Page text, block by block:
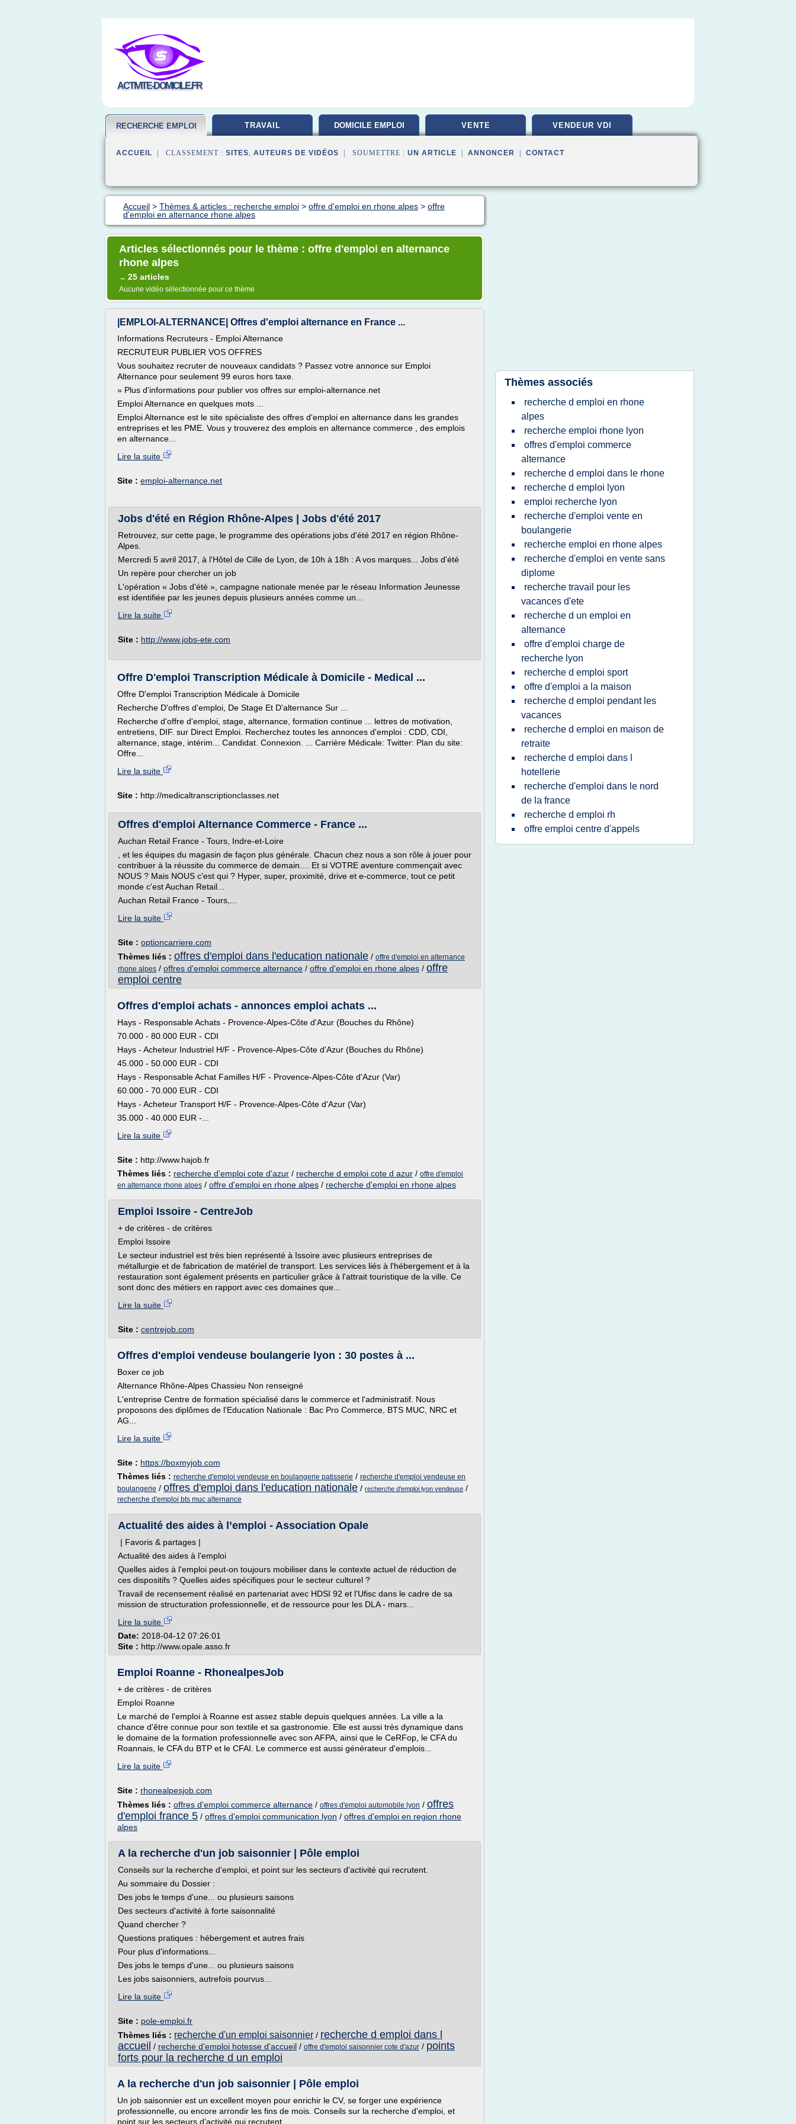
ACTIVITE-DOMICILE.FR
RECHERCHE EMPLOI TRAVAIL DOMICILE EMPLOI VENTE VENDEUR VDI
ACCUEIL | CLASSEMENT : SITES, AUTEURS DE VIDÉOS | SOUMETTRE : UN ARTICLE ANNONCER CONTACT
Accueil > Thèmes & articles : recherche emploi > offre d'emploi en rhone alpes > offre
d'emploi en alternance rhone alpes
Articles sélectionnés pour le thème : offre d'emploi en alternance
rhone alpes
→ 25 articles
Aucune vidéo sélectionnée pour ce thème
|EMPLOI-ALTERNANCE| Offres d'emploi alternance en France ...
Informations Recruteurs - Emploi Alternance
RECRUTEUR PUBLIER VOS OFFRES
Vous souhaitez recruter de nouveaux candidats ? Passez votre annonce sur Emploi
Alternance pour seulement 99 euros hors taxe.
» Plus d'informations pour publier vos offres sur emploi-alternance.net
Emploi Alternance en quelques mots ...
Emploi Alternance est le site spécialiste des offres d'emploi en alternance dans les grandes
entreprises et les PME. Vous y trouverez des emplois en alternance commerce , des emplois
en alternance...
Lire la suite
Site : emploi-alternance.net
Jobs d'été en Région Rhône-Alpes | Jobs d'été 2017
Retrouvez, sur cette page, le programme des opérations jobs d'été 2017 en région Rhône-
Alpes.
Mercredi 5 avril 2017, à l'Hôtel de Cille de Lyon, de 10h à 18h : A vos marques... Jobs d'été
Un repère pour chercher un job
L'opération « Jobs d'été », campagne nationale menée par le réseau Information Jeunesse
est identifiée par les jeunes depuis plusieurs années comme un...
Lire la suite
Site : http://www.jobs-ete.com
Offre D'emploi Transcription Médicale à Domicile - Medical ...
Offre D'emploi Transcription Médicale à Domicile
Recherche D'offres d'emploi, De Stage Et D'alternance Sur ...
Recherche d'offre d'emploi, stage, alternance, formation continue ... lettres de motivation,
entretiens, DIF. sur Direct Emploi. Recherchez toutes les annonces d'emploi : CDD, CDI,
alternance, stage, intérim... Candidat. Connexion. ... Carrière Médicale: Twitter: Plan du site:
Offre...
Lire la suite
Site : http://medicaltranscriptionclasses.net
Offres d'emploi Alternance Commerce - France ...
Auchan Retail France - Tours, Indre-et-Loire
, et les équipes du magasin de façon plus générale. Chacun chez nous a son rôle à jouer pour
contribuer à la réussite du commerce de demain.... Et si VOTRE aventure commençait avec
NOUS ? Mais NOUS c'est qui ? Hyper, super, proximité, drive et e-commerce, tout ce petit
monde c'est Auchan Retail...
Auchan Retail France - Tours,...
Lire la suite
Site : optioncarriere.com
Thèmes liés : offres d'emploi dans l'education nationale / offre d'emploi en alternance
rhone alpes / offres d'emploi commerce alternance / offre d'emploi en rhone alpes / offre
emploi centre
Offres d'emploi achats - annonces emploi achats ...
Hays - Responsable Achats - Provence-Alpes-Côte d'Azur (Bouches du Rhône)
70.000 - 80.000 EUR - CDI
Hays - Acheteur Industriel H/F - Provence-Alpes-Côte d'Azur (Bouches du Rhône)
45.000 - 50.000 EUR - CDI
Hays - Responsable Achat Familles H/F - Provence-Alpes-Côte d'Azur (Var)
60.000 - 70.000 EUR - CDI
Hays - Acheteur Transport H/F - Provence-Alpes-Côte d'Azur (Var)
35.000 - 40.000 EUR -...
Lire la suite
Site : http://www.hajob.fr
Thèmes liés : recherche d'emploi cote d'azur / recherche d emploi cote d azur / offre d'emploi
en alternance rhone alpes / offre d'emploi en rhone alpes / recherche d'emploi en rhone alpes
Emploi Issoire - CentreJob
+ de critères - de critères
Emploi Issoire
Le secteur industriel est très bien représenté à Issoire avec plusieurs entreprises de
métallurgie et de fabrication de matériel de transport. Les services liés à l'hébergement et à la
restauration sont également présents en particulier grâce à l'attrait touristique de la ville. Ce
sont donc des métiers en rapport avec ces domaines que...
Lire la suite
Site : centrejob.com
Offres d'emploi vendeuse boulangerie lyon : 30 postes à ...
Boxer ce job
Alternance Rhône-Alpes Chassieu Non renseigné
L'entreprise Centre de formation spécialisé dans le commerce et l'administratif. Nous
proposons des diplômes de l'Education Nationale : Bac Pro Commerce, BTS MUC, NRC et
AG...
Lire la suite
Site : https://boxmyjob.com
Thèmes liés : recherche d'emploi vendeuse en boulangerie patisserie / recherche d'emploi vendeuse en
boulangerie / offres d'emploi dans l'education nationale / recherche d'emploi lyon vendeuse /
recherche d'emploi bts muc alternance
Actualité des aides à l’emploi - Association Opale
| Favoris & partages |
Actualité des aides à l'emploi
Quelles aides à l'emploi peut-on toujours mobiliser dans le contexte actuel de réduction de
ces dispositifs ? Quelles aides spécifiques pour le secteur culturel ?
Travail de recensement réalisé en partenariat avec HDSI 92 et l'Ufisc dans le cadre de sa
mission de structuration professionnelle, et de ressource pour les DLA - mars...
Lire la suite
Date: 2018-04-12 07:26:01
Site : http://www.opale.asso.fr
Emploi Roanne - RhonealpesJob
+ de critères - de critères
Emploi Roanne
Le marché de l'emploi à Roanne est assez stable depuis quelques années. La ville a la
chance d'être connue pour son textile et sa gastronomie. Elle est aussi très dynamique dans
le domaine de la formation professionnelle avec son AFPA, ainsi que le CeRFop, le CFA du
Roannais, le CFA du BTP et le CFAI. Le commerce est aussi générateur d'emplois...
Lire la suite
Site : rhonealpesjob.com
Thèmes liés : offres d'emploi commerce alternance / offres d'emploi automobile lyon / offres
d'emploi france 5 / offres d'emploi communication lyon / offres d'emploi en region rhone
alpes
A la recherche d'un job saisonnier | Pôle emploi
Conseils sur la recherche d'emploi, et point sur les secteurs d'activité qui recrutent.
Au sommaire du Dossier :
Des jobs le temps d'une... ou plusieurs saisons
Des secteurs d'activité à forte saisonnalité
Quand chercher ?
Questions pratiques : hébergement et autres frais
Pour plus d'informations...
Des jobs le temps d'une... ou plusieurs saisons
Les jobs saisonniers, autrefois pourvus...
Lire la suite
Site : pole-emploi.fr
Thèmes liés : recherche d'un emploi saisonnier / recherche d emploi dans l
accueil / recherche d'emploi hotesse d'accueil / offre d'emploi saisonnier cote d'azur / points
forts pour la recherche d un emploi
A la recherche d'un job saisonnier | Pôle emploi
Un job saisonnier est un excellent moyen pour enrichir le CV, se forger une expérience
professionnelle, ou encore arrondir les fins de mois. Conseils sur la recherche d'emploi, et
point sur les secteurs d'activité qui recrutent.
Thèmes associés
recherche d emploi en rhone
alpes
recherche emploi rhone lyon
offres d'emploi commerce
alternance
recherche d emploi dans le rhone
recherche d emploi lyon
emploi recherche lyon
recherche d'emploi vente en
boulangerie
recherche emploi en rhone alpes
recherche d'emploi en vente sans
diplome
recherche travail pour les
vacances d'ete
recherche d un emploi en
alternance
offre d'emploi charge de
recherche lyon
recherche d emploi sport
offre d'emploi a la maison
recherche d emploi pendant les
vacances
recherche d emploi en maison de
retraite
recherche d emploi dans l
hotellerie
recherche d'emploi dans le nord
de la france
recherche d emploi rh
offre emploi centre d'appels